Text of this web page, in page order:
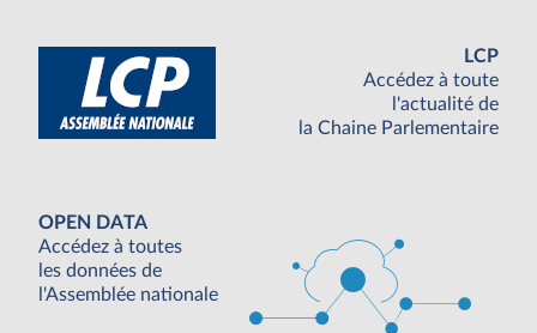
LCP
Accédez à toute
l'actualité de
la Chaine Parlementaire
OPEN DATA
Accédez à toutes
les données de
l'Assemblée nationale